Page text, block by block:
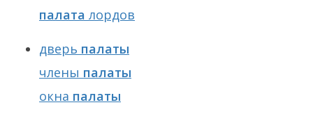
палата лордов
дверь палаты
члены палаты
окна палаты